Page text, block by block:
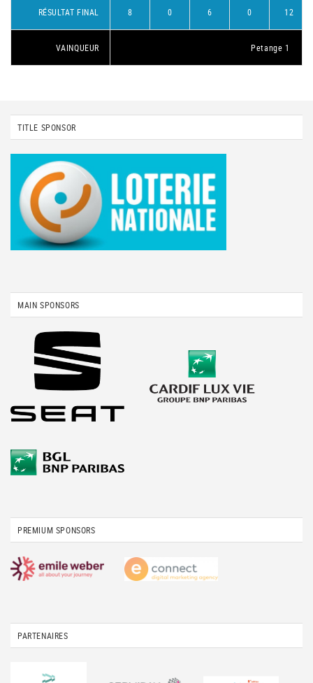
RÉSULTAT FINAL 8 0 6 0 12
VAINQUEUR Petange 1
TITLE SPONSOR
MAIN SPONSORS
PREMIUM SPONSORS
PARTENAIRES